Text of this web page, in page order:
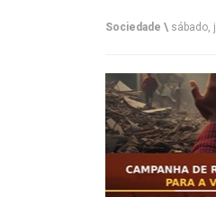
Sociedade \ sábado,